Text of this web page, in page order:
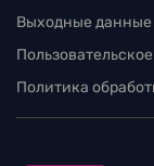
Выходные данные
Политика